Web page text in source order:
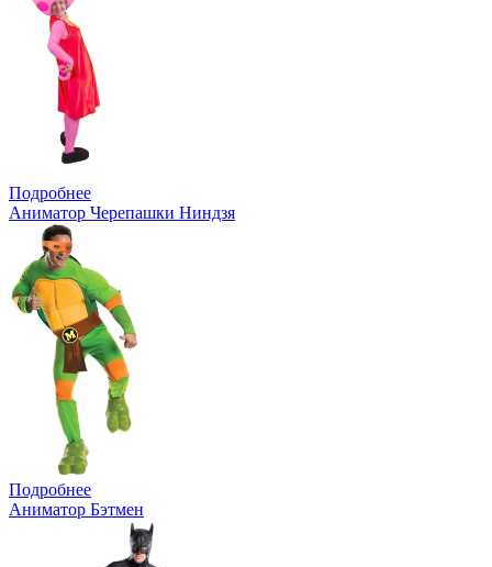
Подробнее
Аниматор Черепашки Ниндзя
Подробнее
Аниматор Бэтмен